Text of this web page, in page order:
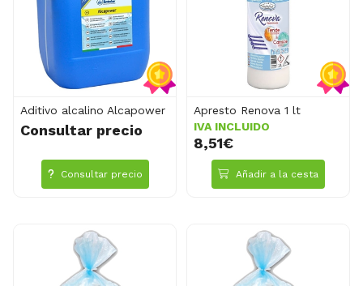
Aditivo alcalino Alcapower
Consultar precio
Consultar precio
Apresto Renova 1 lt
IVA INCLUIDO
8,51€
Añadir a la cesta